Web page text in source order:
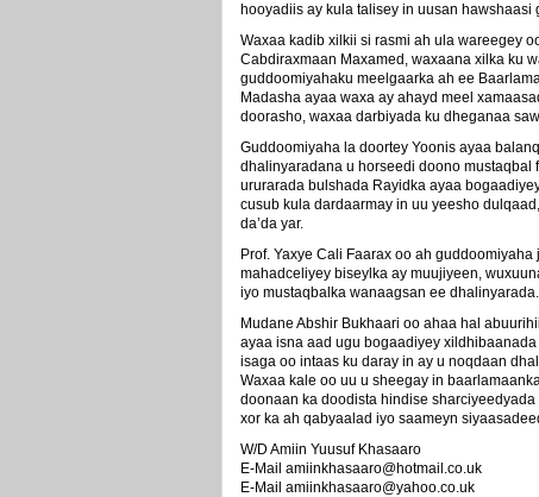
hooyadiis ay kula talisey in uusan
Waxaa kadib xilkii si rasmi ah ula wareegey
Cabdiraxmaan Maxamed, waxaana xilka ku
guddoomiyahaku meelgaarka ah ee
Madasha ayaa waxa ay ahayd meel
doorasho, waxaa darbiyada ku dheganaa
Guddoomiyaha la doortey Yoonis ayaa
dhalinyaradana u horseedi doono
ururarada bulshada Rayidka ayaa
cusub kula dardaarmay in uu yeesho
da’da yar.
Prof. Yaxye Cali Faarax oo ah
mahadceliyey biseylka ay muujiyeen,
iyo mustaqbalka wanaagsan ee dhalinyarada.
Mudane Abshir Bukhaari oo ahaa hal
ayaa isna aad ugu bogaadiyey
isaga oo intaas ku daray in ay u noqdaan
Waxaa kale oo uu u sheegay in
doonaan ka doodista hindise
xor ka ah qabyaalad iyo saameyn
W/D Amiin Yuusuf Khasaaro
E-Mail amiinkhasaaro@hotmail.co.uk
E-Mail amiinkhasaaro@yahoo.co.uk